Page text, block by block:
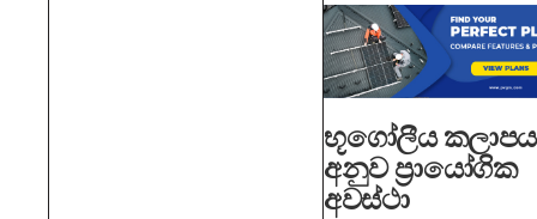
භූගෝලීය කලාපය
අනුව ප්‍රායෝගික
අවස්ථා